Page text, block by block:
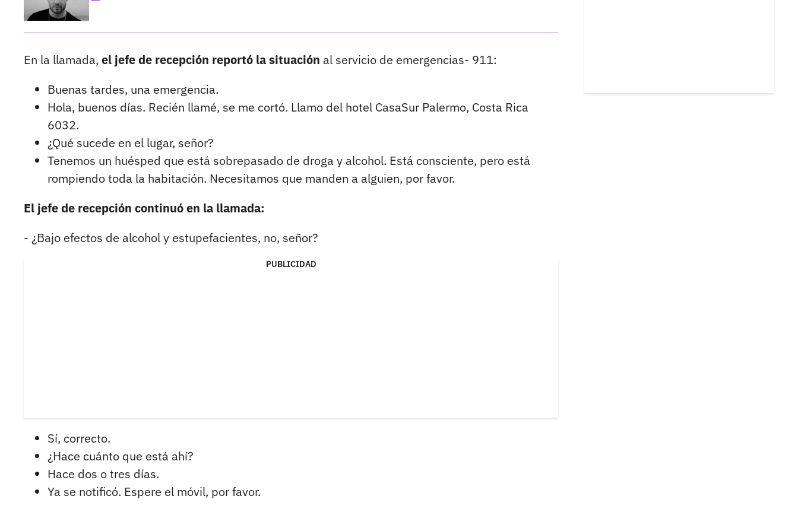
En la llamada, el jefe de recepción reportó la situación al servicio de emergencias- 911:
Buenas tardes, una emergencia.
Hola, buenos días. Recién llamé, se me cortó. Llamo del hotel CasaSur Palermo, Costa Rica
6032.
¿Qué sucede en el lugar, señor?
Tenemos un huésped que está sobrepasado de droga y alcohol. Está consciente, pero está
rompiendo toda la habitación. Necesitamos que manden a alguien, por favor.
El jefe de recepción continuó en la llamada:
- ¿Bajo efectos de alcohol y estupefacientes, no, señor?
PUBLICIDAD
Sí, correcto.
¿Hace cuánto que está ahí?
Hace dos o tres días.
Ya se notificó. Espere el móvil, por favor.